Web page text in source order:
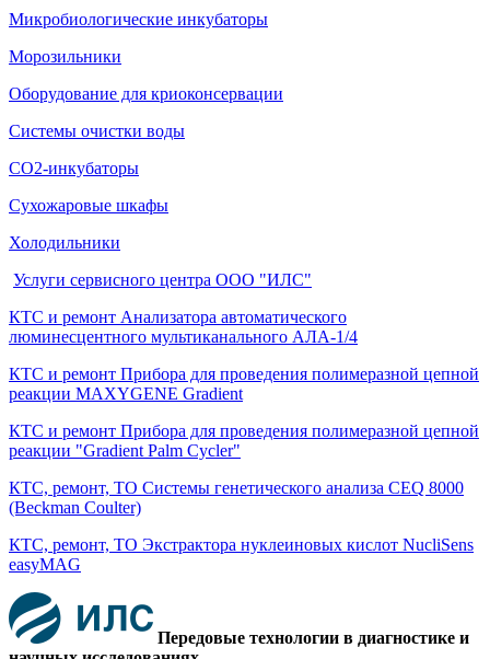
Микробиологические инкубаторы
Морозильники
Оборудование для криоконсервации
Системы очистки воды
СО2-инкубаторы
Сухожаровые шкафы
Холодильники
Услуги сервисного центра ООО "ИЛС"
КТС и ремонт Анализатора автоматического
люминесцентного мультиканального АЛА-1/4
КТС и ремонт Прибора для проведения полимеразной цепной
реакции MAXYGENE Gradient
КТС и ремонт Прибора для проведения полимеразной цепной
реакции "Gradient Palm Cycler"
КТС, ремонт, ТО Системы генетического анализа CEQ 8000
(Beckman Coulter)
КТС, ремонт, ТО Экстрактора нуклеиновых кислот NucliSens
easyMAG
Передовые технологии в диагностике и